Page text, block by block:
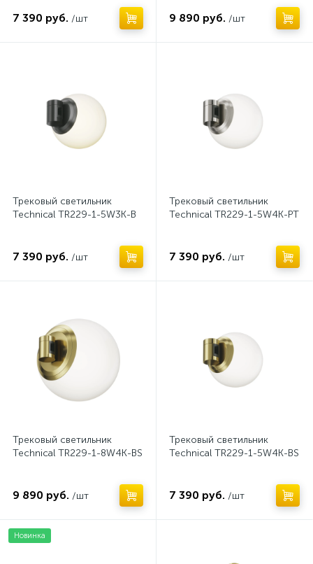
7 390 руб. /шт 9 890 руб. /шт
Трековый светильник
Technical TR229-1-5W3K-B
7 390 руб. /шт
Трековый светильник
Technical TR229-1-5W4K-PT
7 390 руб. /шт
Трековый светильник
Technical TR229-1-8W4K-BS
9 890 руб. /шт
Трековый светильник
Technical TR229-1-5W4K-BS
7 390 руб. /шт
Новинка